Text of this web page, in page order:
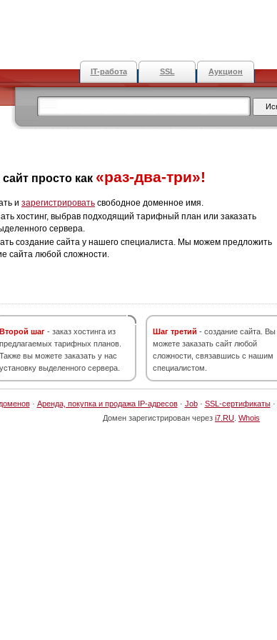
IT-работа SSL Аукцион
просто как «раз-два-три»!
и зарегистрировать свободное доменное имя.
хостинг, выбрав подходящий тарифный план или заказать
сервера.
создание сайта у нашего специалиста. Мы можем предложить
сайта любой сложности.
Второй шаг - заказ хостинга из
предлагаемых тарифных планов.
Также вы можете заказать у нас
установку выделенного сервера.
Шаг третий - создание сайта. Вы
можете заказать сайт любой
сложности, связавшись с нашим
специалистом.
· Аренда, покупка и продажа IP-адресов· Job· SSL-сертификаты·
Домен зарегистрирован через i7.RU Whois